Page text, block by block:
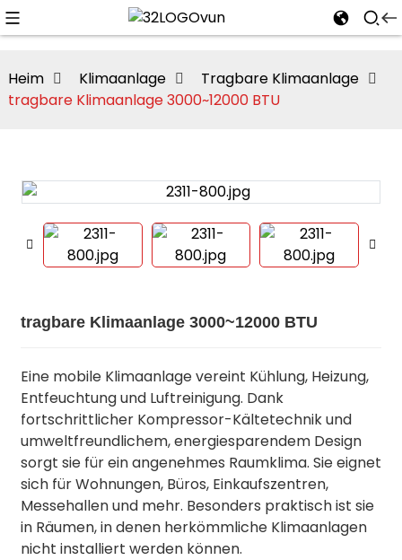
Heim Klimaanlage
Tragbare Klimaanlage
tragbare Klimaanlage 3000~12000 BTU
tragbare Klimaanlage 3000~12000 BTU
Eine mobile Klimaanlage vereint Kühlung, Heizung,
Entfeuchtung und Luftreinigung. Dank
fortschrittlicher Kompressor-Kältetechnik und
umweltfreundlichem, energiesparendem Design
sorgt sie für ein angenehmes Raumklima. Sie eignet
sich für Wohnungen, Büros, Einkaufszentren,
Messehallen und mehr. Besonders praktisch ist sie
in Räumen, in denen herkömmliche Klimaanlagen
nicht installiert werden können.